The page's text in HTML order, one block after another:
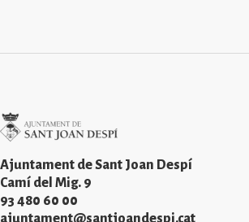
Imatge
Ajuntament de Sant Joan Despí
Camí del Mig. 9
93 480 60 00
ajuntament@santjoandespi.cat